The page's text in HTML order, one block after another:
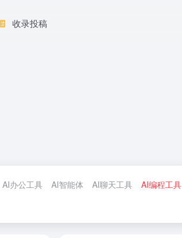
收录投稿
AI办公工具 AI智能体 AI聊天工具
AI编程工具